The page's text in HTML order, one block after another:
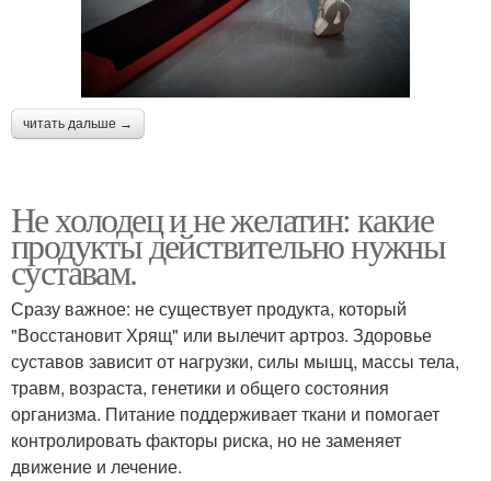
читать дальше →
Не холодец и не желатин: какие
продукты действительно нужны
суставам.
Сразу важное: не существует продукта, который
"Восстановит Хрящ" или вылечит артроз. Здоровье
суставов зависит от нагрузки, силы мышц, массы тела,
травм, возраста, генетики и общего состояния
организма. Питание поддерживает ткани и помогает
контролировать факторы риска, но не заменяет
движение и лечение.